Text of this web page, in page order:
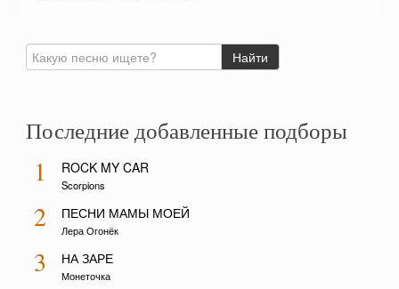
Последние добавленные подборы
1 ROCK MY CAR
Scorpions
2 ПЕСНИ МАМЫ МОЕЙ
Лера Огонёк
3 НА ЗАРЕ
Монеточка